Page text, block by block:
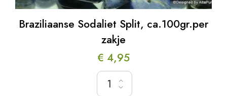
Braziliaanse Sodaliet Split, ca.100gr.per
zakje
€ 4,95
Braziliaanse Sodaliet Split, ca.100gr.per